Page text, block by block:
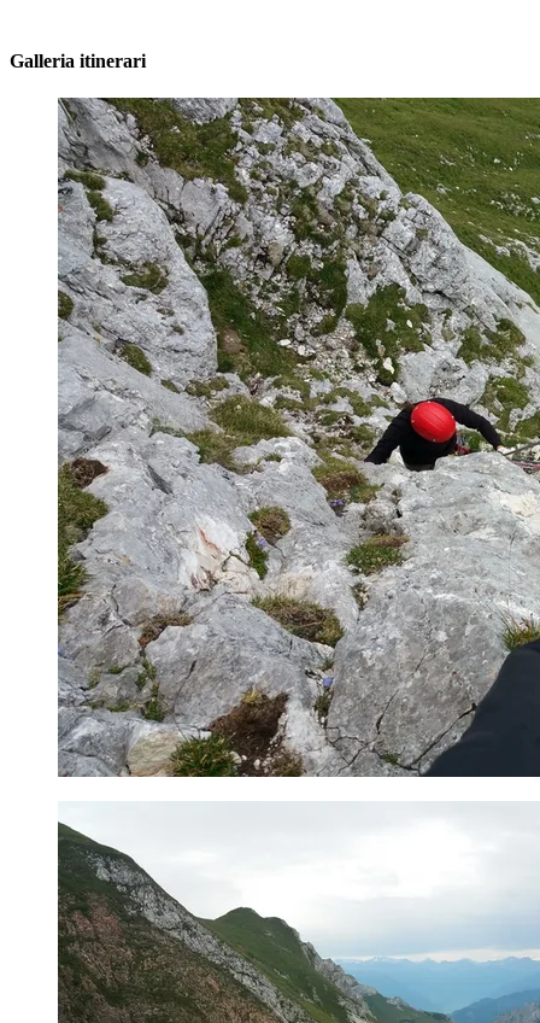
Galleria itinerari